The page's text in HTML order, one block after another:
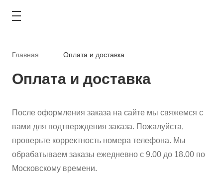
ТИПОВЫЕ РЕШЕНИЯ
ОПЛАТА И ДОСТАВКА
Главная Оплата и доставка
Оплата и доставка
После оформления заказа на сайте мы свяжемся с
вами для подтверждения заказа. Пожалуйста,
проверьте корректность номера телефона. Мы
обрабатываем заказы ежедневно с 9.00 до 18.00 по
Московскому времени.